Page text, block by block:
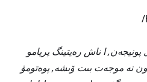
ا ناش رەيتينگ پريامو
ون نە موجەت بىت ۆىشە, پوەتومۋ